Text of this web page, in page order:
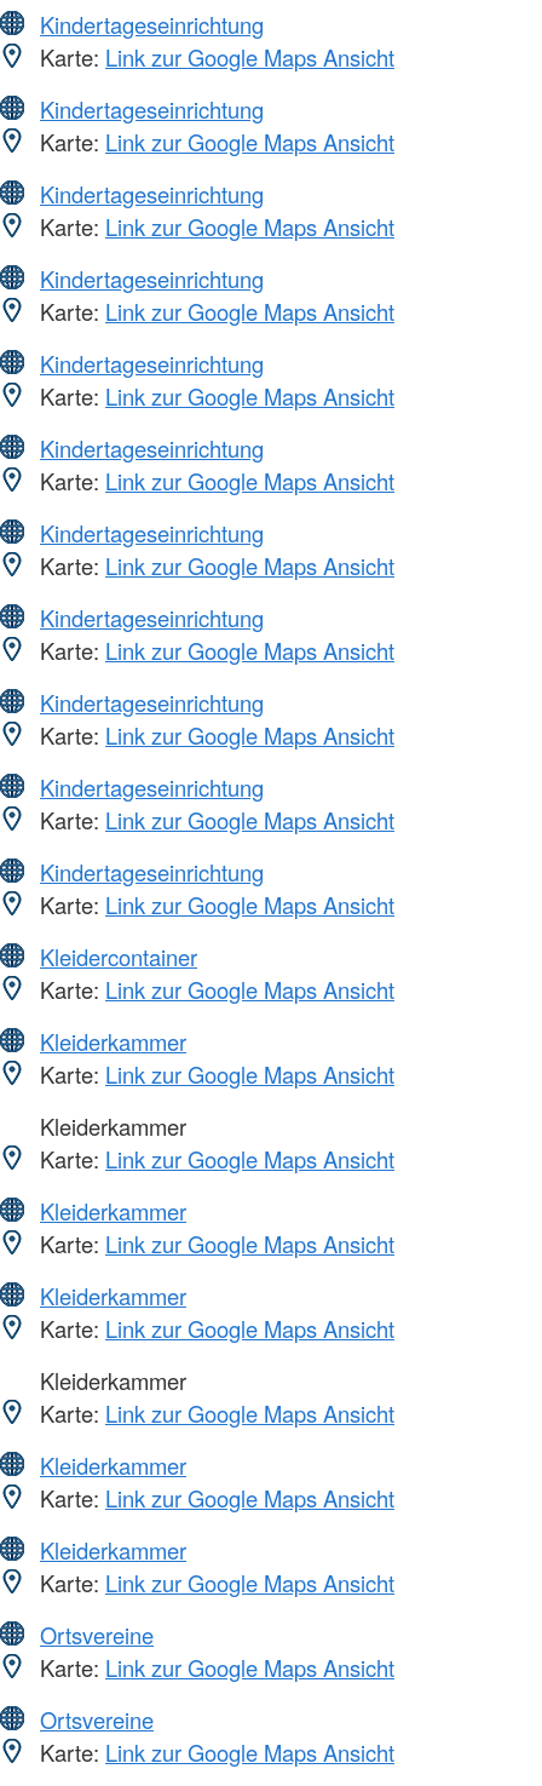
Kindertageseinrichtung
Karte: Link zur Google Maps Ansicht
Kindertageseinrichtung
Karte: Link zur Google Maps Ansicht
Kindertageseinrichtung
Karte: Link zur Google Maps Ansicht
Kindertageseinrichtung
Karte: Link zur Google Maps Ansicht
Kindertageseinrichtung
Karte: Link zur Google Maps Ansicht
Kindertageseinrichtung
Karte: Link zur Google Maps Ansicht
Kindertageseinrichtung
Karte: Link zur Google Maps Ansicht
Kindertageseinrichtung
Karte: Link zur Google Maps Ansicht
Kindertageseinrichtung
Karte: Link zur Google Maps Ansicht
Kindertageseinrichtung
Karte: Link zur Google Maps Ansicht
Kindertageseinrichtung
Karte: Link zur Google Maps Ansicht
Kleidercontainer
Karte: Link zur Google Maps Ansicht
Kleiderkammer
Karte: Link zur Google Maps Ansicht
Kleiderkammer
Karte: Link zur Google Maps Ansicht
Kleiderkammer
Karte: Link zur Google Maps Ansicht
Kleiderkammer
Karte: Link zur Google Maps Ansicht
Kleiderkammer
Karte: Link zur Google Maps Ansicht
Kleiderkammer
Karte: Link zur Google Maps Ansicht
Kleiderkammer
Karte: Link zur Google Maps Ansicht
Ortsvereine
Karte: Link zur Google Maps Ansicht
Ortsvereine
Karte: Link zur Google Maps Ansicht